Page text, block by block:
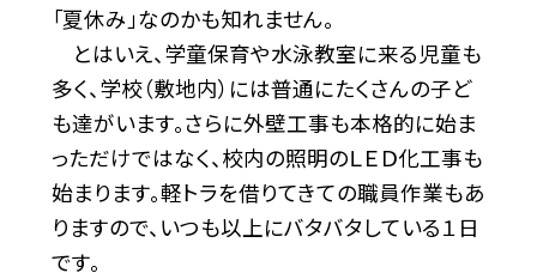
「夏休み」なのかも知れません。
とはいえ、学童保育や水泳教室に来る児童も
多く、学校（敷地内）には普通にたくさんの子ど
も達がいます。さらに外壁工事も本格的に始ま
っただけではなく、校内の照明のＬＥＤ化工事も
始まります。軽トラを借りてきての職員作業もあ
りますので、いつも以上にバタバタしている１日
です。